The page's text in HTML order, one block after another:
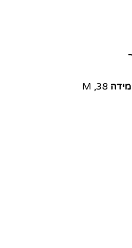
מידה 38
,
M